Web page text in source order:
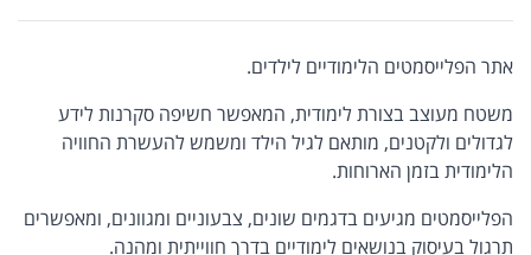
אתר הפלייסמטים הלימודיים לילדים.
משטח מעוצב בצורת לימודית, המאפשר חשיפה סקרנות לידע
לגדולים ולקטנים, מותאם לגיל הילד ומשמש להעשרת החוויה
הלימודית בזמן הארוחות.
הפלייסמטים מגיעים בדגמים שונים, צבעוניים ומגוונים, ומאפשרים
תרגול בעיסוק בנושאים לימודיים בדרך חווייתית ומהנה.